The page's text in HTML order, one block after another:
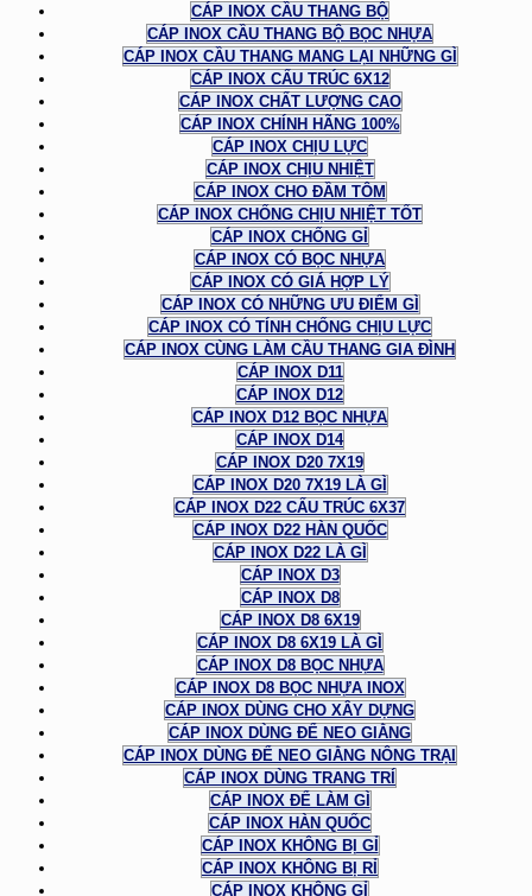
CÁP INOX CẦU THANG BỘ
CÁP INOX CẦU THANG BỘ BỌC NHỰA
CÁP INOX CẦU THANG MANG LẠI NHỮNG GÌ
CÁP INOX CẤU TRÚC 6X12
CÁP INOX CHẤT LƯỢNG CAO
CÁP INOX CHÍNH HÃNG 100%
CÁP INOX CHỊU LỰC
CÁP INOX CHỊU NHIỆT
CÁP INOX CHO ĐẦM TÔM
CÁP INOX CHỐNG CHỊU NHIỆT TỐT
CÁP INOX CHỐNG GỈ
CÁP INOX CÓ BỌC NHỰA
CÁP INOX CÓ GIÁ HỢP LÝ
CÁP INOX CÓ NHỮNG ƯU ĐIỂM GÌ
CÁP INOX CÓ TÍNH CHỐNG CHỊU LỰC
CÁP INOX CÙNG LÀM CẦU THANG GIA ĐÌNH
CÁP INOX D11
CÁP INOX D12
CÁP INOX D12 BỌC NHỰA
CÁP INOX D14
CÁP INOX D20 7X19
CÁP INOX D20 7X19 LÀ GÌ
CÁP INOX D22 CẤU TRÚC 6X37
CÁP INOX D22 HÀN QUỐC
CÁP INOX D22 LÀ GÌ
CÁP INOX D3
CÁP INOX D8
CÁP INOX D8 6X19
CÁP INOX D8 6X19 LÀ GÌ
CÁP INOX D8 BỌC NHỰA
CÁP INOX D8 BỌC NHỰA INOX
CÁP INOX DÙNG CHO XÂY DỰNG
CÁP INOX DÙNG ĐỂ NEO GIẰNG
CÁP INOX DÙNG ĐỂ NEO GIẰNG NÔNG TRẠI
CÁP INOX DÙNG TRANG TRÍ
CÁP INOX ĐỂ LÀM GÌ
CÁP INOX HÀN QUỐC
CÁP INOX KHÔNG BỊ GỈ
CÁP INOX KHÔNG BỊ RỈ
CÁP INOX KHÔNG GỈ